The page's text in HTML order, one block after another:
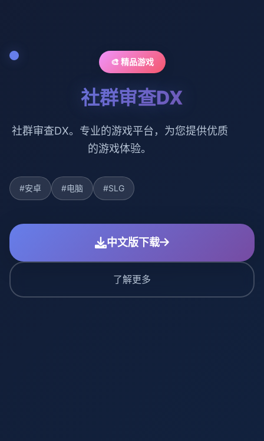
🎨 精品游戏
社群审查DX
社群审查DX。专业的游戏平台，为您提供优质
的游戏体验。
#安卓 #电脑 #SLG
中文版下载
了解更多